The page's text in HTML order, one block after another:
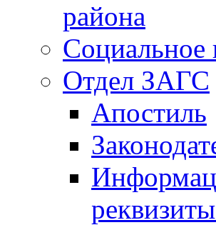
района
Социальное
Отдел ЗАГС
Апостиль